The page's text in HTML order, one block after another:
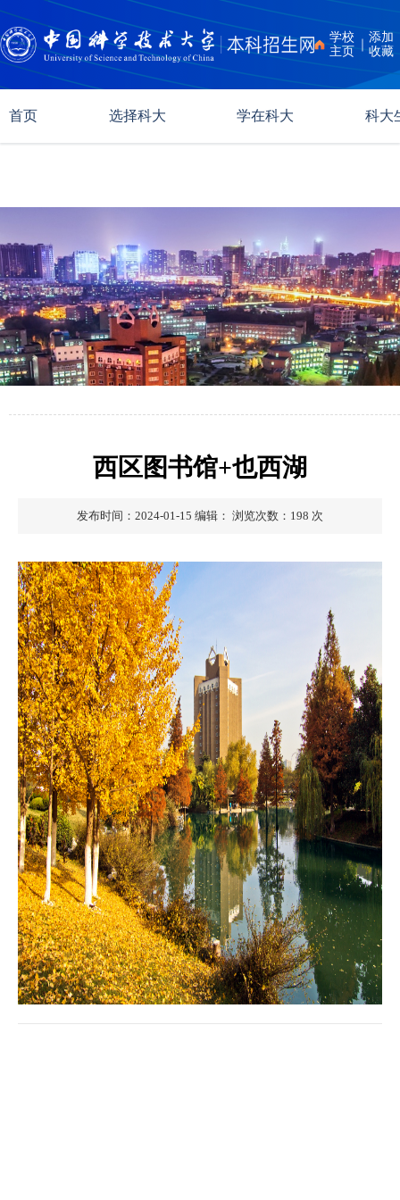
学校
主页
添加
收藏
首页 选择科大 学在科大 科大
西区图书馆+也西湖
发布时间：2024-01-15 编辑： 浏览次数： 198 次